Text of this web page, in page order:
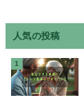
人気の投稿